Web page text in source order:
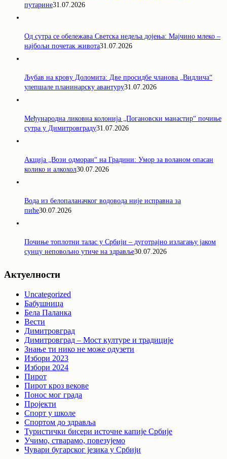
путарине31.07.2026
Од сутра се обележава Светска недеља дојења: Мајчино млеко –
најбољи почетак живота31.07.2026
Љубав на крову Доломита: Две просидбе чланова „Видлича“
улепшале планинарску авантуру31.07.2026
Међународна ликовна колонија „Погановски манастир“ почиње
сутра у Димитровграду31.07.2026
Акција „Вози одморан“ на Градини: Умор за воланом опасан
колико и алкохол30.07.2026
Вода из белопаланачког водовода није исправна за
пиће30.07.2026
Почиње топлотни талас у Србији – дуготрајно излагању јаком
сунцу неповољно утиче на здравље30.07.2026
Актуелности
Uncategorized
Бабушница
Бела Паланка
Вести
Димитровград
Димитровград – Мост културе и традиције
Знање ти нико не може одузети
Избори 2023
Избори 2024
Пирот
Пирот кроз векове
Понос мог града
Пројекти
Спорт у школе
Спортом до здравља
Туристички бисери источне капије Србије
Учимо, стварамо, повезујемо
Чувари бугарског језика у Србији